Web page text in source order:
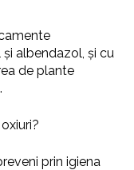
albendazol, și cu
de plante
prin igiena